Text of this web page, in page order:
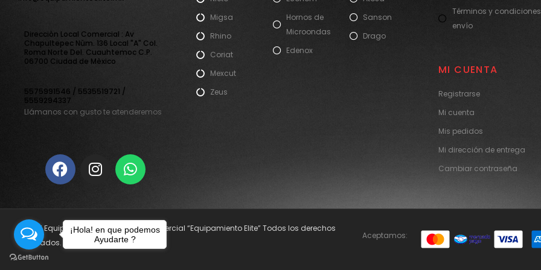
Direcciòn Local Comercial : Av
Chapultepec Nùm. 136 Local "A" Col.
Roma Norte Del. Cuauhtemoc C.P.
06700 Ciudad de Mèxico
5575991546 / 5535519721 /
5559294337
Llámanos con gusto te atenderemos
Migsa
Rhino
Coriat
Mexcut
Zeus
Hornos de
Microondas
Edenox
Sanson
Drago
Términos y
envío
MI CUENTA
Registrarse
Mi cuenta
Mis pedidos
Mi dirección de entrega
Cambiar contraseña
© 2021 Equipamiento Elite. Nombre Comercial “Equipamiento Elite” Todos los derechos
reservados.
Aceptamos:
¡Hola! en que podemos
Ayudarte ?